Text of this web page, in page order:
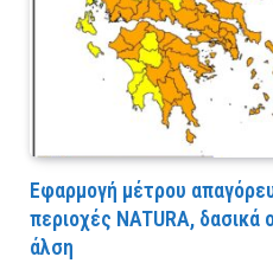
Εφαρμογή μέτρου
περιοχές NATURA, δασικά
άλση